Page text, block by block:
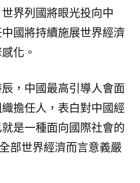
世界列國將眼光投向中
國將持續施展世界經濟
化。
，中國最高引導人會面
擔任人，表白對中國經
是一種面向國際社會的
部世界經濟而言意義嚴